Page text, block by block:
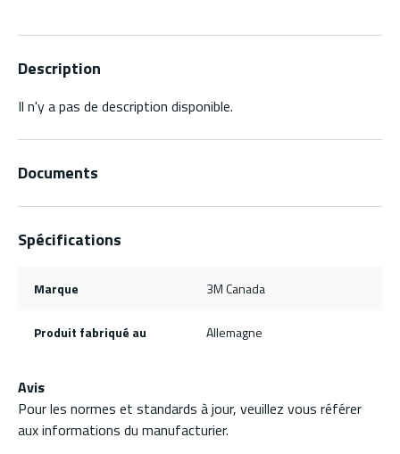
Description
Il n'y a pas de description disponible.
Documents
Spécifications
Marque 3M Canada
Produit fabriqué au Allemagne
Avis
Pour les normes et standards à jour, veuillez vous référer
aux informations du manufacturier.